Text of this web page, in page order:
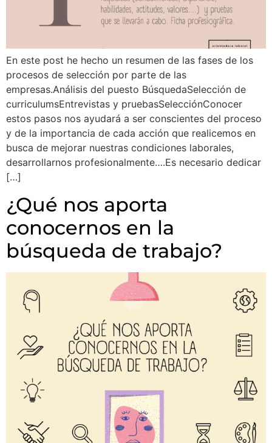
En este post he hecho un resumen de las fases de los
procesos de selección por parte de las
empresas.Análisis del puesto BúsquedaSelección de
curriculumsEntrevistas y pruebasSelecciónConocer
estos pasos nos ayudará a ser conscientes del proceso
y de la importancia de cada acción que realicemos en
busca de mejorar nuestras condiciones laborales,
desarrollarnos profesionalmente….Es necesario dedicar
[…]
¿Qué nos aporta
conocernos en la
búsqueda de trabajo?